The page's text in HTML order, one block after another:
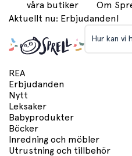
våra butiker Om
Aktuellt nu: Erbjudanden!
Hur kan vi
REA
Erbjudanden
Nytt
Leksaker
Babyprodukter
Böcker
Inredning och möbler
Utrustning och tillbehör